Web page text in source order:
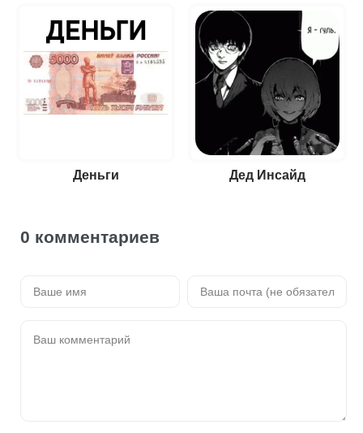
Деньги Дед Инсайд
0 комментариев